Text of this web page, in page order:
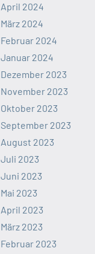
April 2024
März 2024
Februar 2024
Januar 2024
Dezember 2023
November 2023
Oktober 2023
September 2023
August 2023
Juli 2023
Juni 2023
Mai 2023
April 2023
März 2023
Februar 2023